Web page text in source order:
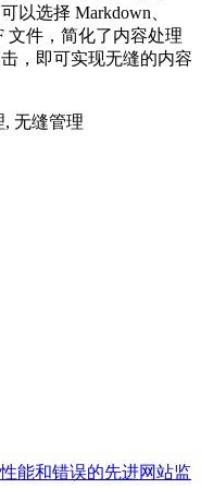
以选择 Markdown、
文件，简化了内容处理
，即可实现无缝的内容
, 无缝管理
能和错误的先进网站监